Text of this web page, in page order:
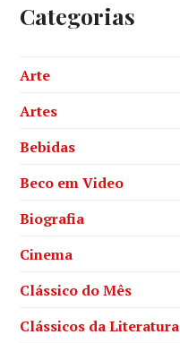
Categorias
Arte
Artes
Bebidas
Beco em Video
Biografia
Cinema
Clássico do Mês
Clássicos da Literatura